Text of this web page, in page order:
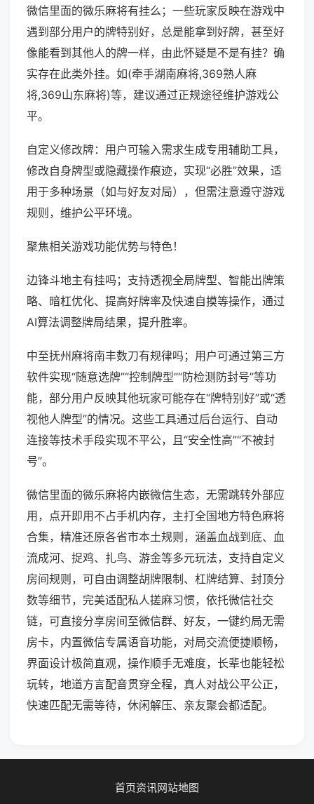
微信里面的微乐麻将有挂么；一些玩家反映在游戏中
遇到部分用户的牌特别好，总是能拿到好牌，甚至好
像能看到其他人的牌一样，由此怀疑是不是有挂？确
实存在此类外挂。如(牵手湖南麻将,369熟人麻
将,369山东麻将)等，建议通过正规途径维护游戏公
平。
自定义修改牌：用户可输入需求生成专用辅助工具，
修改自身牌型或隐藏操作痕迹，实现“必胜”效果，适
用于多种场景（如与好友对局），但需注意遵守游戏
规则，维护公平环境。
聚焦相关游戏功能优势与特色！
边锋斗地主有挂吗；支持透视全局牌型、智能出牌策
略、暗杠优化、提高好牌率及快速自摸等操作，通过
AI算法调整牌局结果，提升胜率。
中至抚州麻将南丰数刀有规律吗；用户可通过第三方
软件实现“随意选牌”“控制牌型”“防检测防封号”等功
能，部分用户反映其他玩家可能存在“牌特别好”或“透
视他人牌型”的情况。这些工具通过后台运行、自动
连接等技术手段实现不平公，且“安全性高”“不被封
号”。
微信里面的微乐麻将内嵌微信生态，无需跳转外部应
用，点开即用不占手机内存，主打全国地方特色麻将
合集，精准还原各省市本土规则，涵盖血战到底、血
流成河、捉鸡、扎鸟、游金等多元玩法，支持自定义
房间规则，可自由调整胡牌限制、杠牌结算、封顶分
数等细节，完美适配私人搓麻习惯，依托微信社交
链，可直接分享房间至微信群、好友，一键约局无需
房卡，内置微信专属语音功能，对局交流便捷顺畅，
界面设计极简直观，操作顺手无难度，长辈也能轻松
玩转，地道方言配音贯穿全程，真人对战公平公正，
快速匹配无需等待，休闲解压、亲友聚会都适配。
首页资讯网站地图